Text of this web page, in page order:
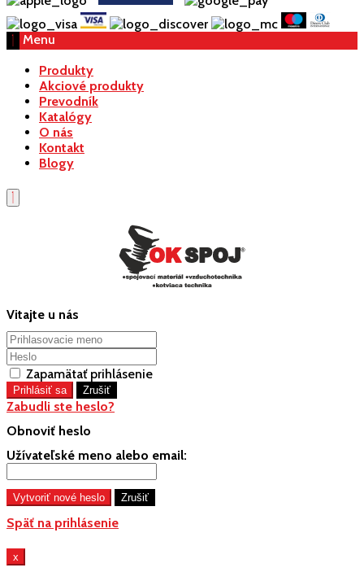
Menu
Produkty
Akciové produkty
Prevodník
Katalógy
O nás
Kontakt
Blogy
Vitajte u nás
Zapamätať prihlásenie
Zabudli ste heslo?
Obnoviť heslo
Užívateľské meno alebo email:
Späť na prihlásenie
x